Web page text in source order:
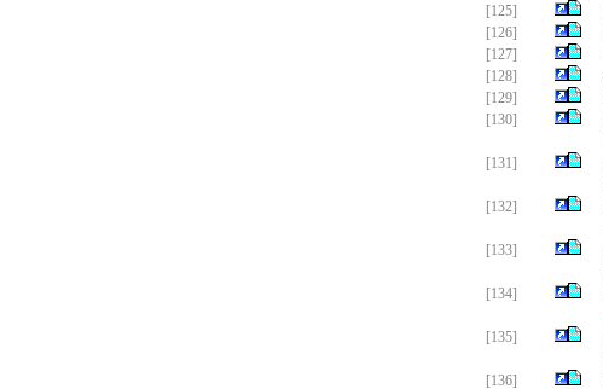
[125]
[126]
[127]
[128]
[129]
[130]
[131]
[132]
[133]
[134]
[135]
[136]